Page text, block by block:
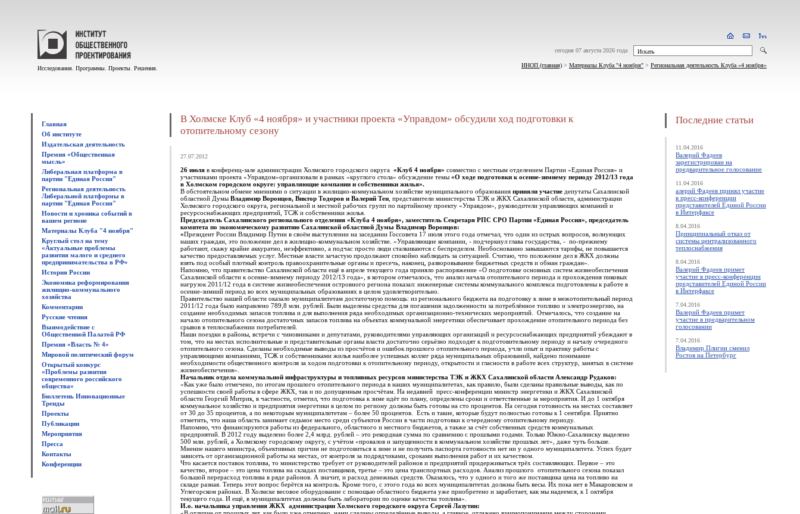
Исследования. Программы. Проекты. Решения.
сегодня 07 августа 2026 года
ИНОП (главная) > Материалы Клуба "4 ноября" > Региональная деятельность Клуба «4 ноября»
Главная
Об институте
Издательская деятельность
Премия «Общественная
мысль»
Либеральная платформа в
партии "Единая Россия"
Региональная деятельность
Либеральной платформы в
партии "Единая Россия"
Новости и хроника событий в
вашем регионе
Материалы Клуба "4 ноября"
Круглый стол на тему
«Актуальные проблемы
развития малого и среднего
предпринимательства в РФ»
История России
Экономика реформирования
жилищно-коммунального
хозяйства
Комментарии
Русские чтения
Взаимодействие с
Общественной Палатой РФ
Премия «Власть № 4»
Мировой политический форум
Открытый конкурс
«Проблемы развития
современного российского
общества»
Бюллетень Инновационные
Тренды
Проекты
Публикации
Мероприятия
Пресса
Контакты
Конференции
В Холмске Клуб «4 ноября» и участники проекта «Управдом» обсудили ход подготовки к
отопительному сезону
27.07.2012
26 июля в конференц-зале администрации Холмского городского округа «Клуб 4 ноября» совместно с местным отделением Партии «Единая Россия» и
участниками проекта «Управдом»организовали в рамках «круглого стола» обсуждение темы «О ходе подготовки к осенне-зимнему периоду 2012/13 года
в Холмском городском округе: управляющие компании и собственники жилья».
В обстоятельном обмене мнениями о ситуации в жилищно-коммунальном хозяйстве муниципального образования приняли участие депутаты Сахалинской
областной Думы Владимир Воронцов, Виктор Тодоров и Валерий Тен , представители министерства ТЭК и ЖКХ Сахалинской области, администрации
Холмского городского округа, региональной и местной рабочих групп по партийному проекту «Управдом», руководители управляющих компаний и
ресурсоснабжающих предприятий, ТСЖ и собственники жилья.
Председатель Сахалинского регионального отделения «Клуба 4 ноября», заместитель Секретаря РПС СРО Партии «Единая Россия», председатель
комитета по экономическому развитию Сахалинской областной Думы Владимир Воронцов:
«Президент России Владимир Путин в своём выступлении на заседании Госсовета 17 июля этого года отмечал, что один из острых вопросов, волнующих
наших граждан, это положение дел в жилищно-коммунальном хозяйстве. «Управляющие компании, - подчеркнул глава государства, - по-прежнему
работают, скажу крайне аккуратно, неэффективно, а подчас просто люди сталкиваются с беспределом. Необоснованно завышаются тарифы, не повышается
качество предоставляемых услуг. Местные власти зачастую продолжают спокойно наблюдать за ситуацией. Считаю, что положение дел в ЖКХ должны
взять под особый плотный контроль правоохранительные органы и пресечь, наконец, разворовывание бюджетных средств и обман граждан».
Напомню, что правительство Сахалинской области ещё в апреле текущего года приняло распоряжение «О подготовке основных систем жизнеобеспечения
Сахалинской области к осенне-зимнему периоду 2012/13 года», в котором отмечалось, что анализ начала отопительного периода и прохождения пиковых
нагрузок 2011/12 года в системе жизнеобеспечения островного региона показал: инженерные системы коммунального комплекса подготовлены к работе в
осенне-зимний период во всех муниципальных образованиях в целом удовлетворительно.
Правительство нашей области оказало муниципалитетам достаточную помощь: из регионального бюджета на подготовку к зиме в межотопительный период
2011/12 года было направлено 789,8 млн. рублей. Были выделены средства для погашения задолженности за потреблённое топливо и электроэнергию, на
создание необходимых запасов топлива и для выполнения ряда необходимых организационно-технических мероприятий. Отмечалось, что создание на
начало отопительного сезона достаточных запасов топлива на объектах коммунальной энергетики обеспечивает прохождение отопительного периода без
срывов в теплоснабжении потребителей.
Наши поездки в районы, встречи с чиновниками и депутатами, руководителями управляющих организаций и ресурсоснабжающих предприятий убеждают в
том, что на местах исполнительные и представительные органы власти достаточно серьёзно подходят к подготовительному периоду и началу очередного
отопительного сезона. Сделаны необходимые выводы из просчётов и ошибок прошлого отопительного периода, учли опыт и практику работы с
управляющими компаниями, ТСЖ и собственниками жилья наиболее успешных коллег ряда муниципальных образований, найдено понимание
необходимости общественного контроля за ходом подготовки к отопительному периоду, открытости и гласности в работе всех структур, занятых в системе
жизнеобеспечения».
Начальник отдела коммунальной инфраструктуры и топливных ресурсов министерства ТЭК и ЖКХ Сахалинской области Александр Рудаков:
«Как уже было отмечено, по итогам прошлого отопительного периода в наших муниципалитетах, как правило, были сделаны правильные выводы, как по
успешности своей работы в сфере ЖКХ, так и по допущенным просчётам. На недавней пресс-конференции министр энергетики и ЖКХ Сахалинской
области Георгий Митрик, в частности, отметил, что подготовка к зиме идёт по плану, определены сроки и ответственные за мероприятия. И до 1 октября
коммунальное хозяйство и предприятия энергетики в целом по региону должны быть готовы на сто процентов. На сегодня готовность на местах составляет
от 30 до 35 процентов, а по некоторым муниципалитетам – более 50 процентов. Есть и такие, которые будут полностью готовы к 1 сентября. Приятно
отметить, что наша область занимает седьмое место среди субъектов России в части подготовки к очередному отопительному периоду.
Напомню, что финансируются работы из федерального, областного и местного бюджетов, а также за счёт собственных средств коммунальных
предприятий. В 2012 году выделено более 2,4 млрд. рублей – это рекордная сумма по сравнению с прошлыми годами. Только Южно-Сахалинску выделено
500 млн. рублей, а Холмскому городскому округу, с учётом «провалов и запущенности в коммунальном хозяйстве прошлых лет», даже чуть больше.
Мнение нашего министра, объективных причин не подготовиться к зиме и не получить паспорта готовности нет ни у одного муниципалитета. Успех будет
зависеть от организационной работы на местах, от контроля за подрядчиками, сроками выполнения работ и их качеством.
Что касается поставок топлива, то министерство требует от руководителей районов и предприятий придерживаться трёх составляющих. Первое – это
качество, второе – это цена топлива на складах поставщиков, третье – это цена транспортных расходов. Анализ прошлого отопительного сезона показал
большой перерасход топлива в ряде районов. А значит, и расход денежных средств. Оказалось, что у одного и того же поставщика цена на топливо на
складе разная. Теперь этот вопрос берётся на контроль. Кроме того, с этого года во всех муниципалитетах должны быть весы. Их пока нет в Макаровском и
Углегорском районах. В Холмске весовое оборудование с помощью областного бюджета уже приобретено и заработает, как мы надеемся, к 1 октября
текущего года. И ещё, в муниципалитетах должны быть лаборатории по оценке качества топлива».
И.о. начальника управления ЖКХ администрации Холмского городского округа Сергей Лазутин:
Последние статьи
11.04.2016
Валерий Фадеев
зарегистрирован на
предварительное голосование
11.04.2016
алерий Фадеев принял участие
в пресс-конференции
представителей Единой России
в Интерфаксе
8.04.2016
Принципиальный отказ от
системы централизованного
теплоснабжения
8.04.2016
Валерий Фадеев примет
участие в пресс-конференции
представителей Единой России
в Интерфаксе
7.04.2016
Валерий Фадеев примет
участие в предварительном
голосовании
7.04.2016
Владимир Плигин сменил
Ростов на Петербург